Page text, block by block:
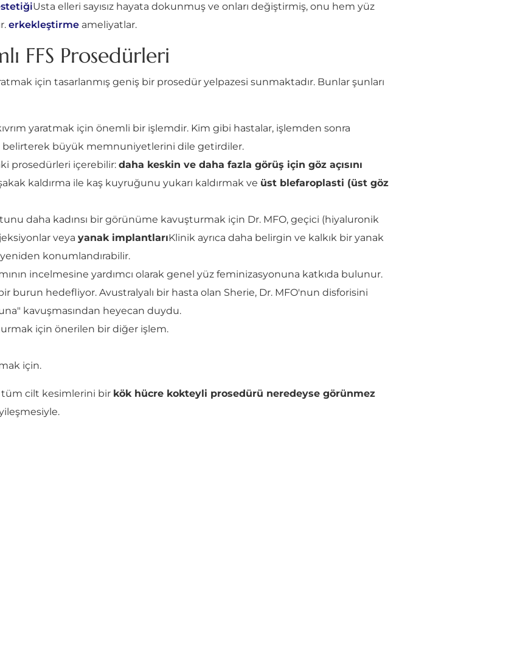
Usta elleri sayısız hayata dokunmuş ve onları değiştirmiş, onu hem yüz
erkekleştirme ameliyatlar.
FFS Prosedürleri
için tasarlanmış geniş bir prosedür yelpazesi sunmaktadır. Bunlar şunları
kıvrım yaratmak için önemli bir işlemdir. Kim gibi hastalar, işlemden sonra
belirterek büyük memnuniyetlerini dile getirdiler.
prosedürleri içerebilir: daha keskin ve daha fazla görüş için göz açısını
kaldırma ile kaş kuyruğunu yukarı kaldırmak ve üst blefaroplasti (üst göz
daha kadınsı bir görünüme kavuşturmak için Dr. MFO, geçici (hiyaluronik
veya yanak implantlarıKlinik ayrıca daha belirgin ve kalkık bir yanak
konumlandırabilir.
incelmesine yardımcı olarak genel yüz feminizasyonuna katkıda bulunur.
burun hedefliyor. Avustralyalı bir hasta olan Sherie, Dr. MFO'nun disforisini
kavuşmasından heyecan duydu.
için önerilen bir diğer işlem.
için.
tüm cilt kesimlerini bir kök hücre kokteyli prosedürü neredeyse görünmez